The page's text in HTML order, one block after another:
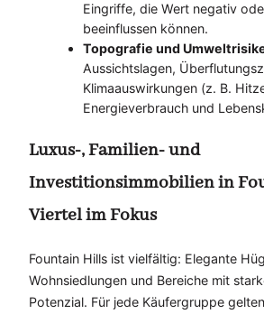
Eingriffe, die Wert negativ
beeinflussen können.
Topografie und
Aussichtslagen,
Klimaauswirkungen (z. B.
Energieverbrauch und
Luxus-, Familien- und
Investitionsimmobilien in
Viertel im Fokus
Fountain Hills ist vielfältig: Elegante
Wohnsiedlungen und Bereiche mit
Potenzial. Für jede Käufergruppe